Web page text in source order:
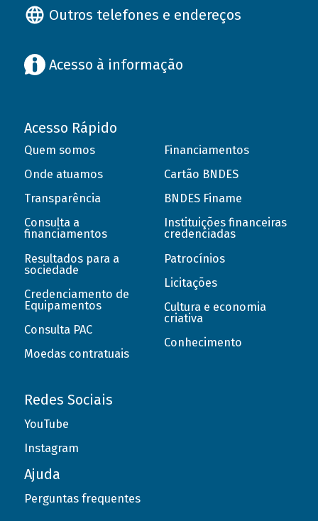
Outros telefones e endereços
Acesso à informação
Acesso Rápido
Quem somos
Onde atuamos
Transparência
Consulta a
financiamentos
Resultados para a
sociedade
Credenciamento de
Equipamentos
Consulta PAC
Moedas contratuais
Financiamentos
Cartão BNDES
BNDES Finame
Instituições financeiras
credenciadas
Patrocínios
Licitações
Cultura e economia
criativa
Conhecimento
Redes Sociais
YouTube
Instagram
Ajuda
Perguntas frequentes